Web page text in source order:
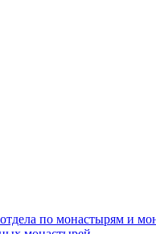
по монастырям и